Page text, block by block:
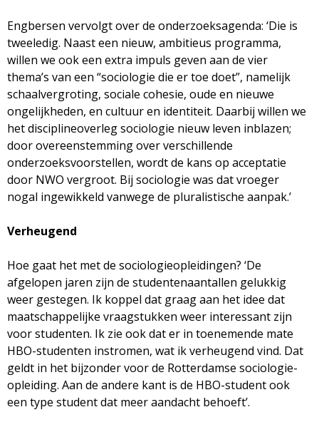
Engbersen vervolgt over de onderzoeksagenda: ‘Die is
tweeledig. Naast een nieuw, ambitieus programma,
willen we ook een extra impuls geven aan de vier
thema’s van een “sociologie die er toe doet”, namelijk
schaalvergroting, sociale cohesie, oude en nieuwe
ongelijkheden, en cultuur en identiteit. Daarbij willen we
het disciplineoverleg sociologie nieuw leven inblazen;
door overeenstemming over verschillende
onderzoeksvoorstellen, wordt de kans op acceptatie
door NWO vergroot. Bij sociologie was dat vroeger
nogal ingewikkeld vanwege de pluralistische aanpak.’
Verheugend
Hoe gaat het met de sociologieopleidingen? ‘De
afgelopen jaren zijn de studentenaantallen gelukkig
weer gestegen. Ik koppel dat graag aan het idee dat
maatschappelijke vraagstukken weer interessant zijn
voor studenten. Ik zie ook dat er in toenemende mate
HBO-studenten instromen, wat ik verheugend vind. Dat
geldt in het bijzonder voor de Rotterdamse sociologie-
opleiding. Aan de andere kant is de HBO-student ook
een type student dat meer aandacht behoeft’.